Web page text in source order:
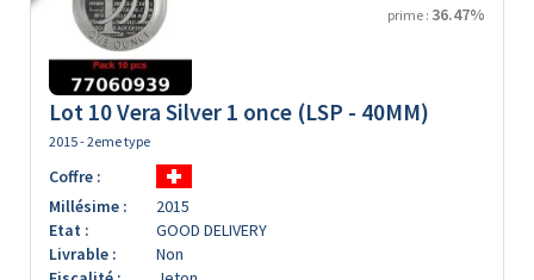
prime : 36.47%
Lot 10 Vera Silver 1 once (LSP - 40MM)
2015 - 2eme type
Coffre :
Millésime :
2015
Etat :
GOOD DELIVERY
Livrable :
Non